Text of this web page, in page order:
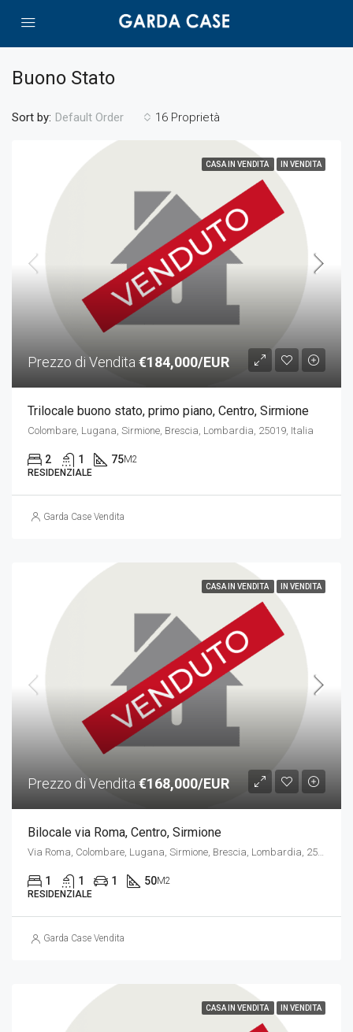
Buono Stato
16 Proprietà
Sort by: Default Order
CASA IN VENDITA IN VENDITA
Prezzo di Vendita €184,000/EUR
Trilocale buono stato, primo piano, Centro, Sirmione
Colombare, Lugana, Sirmione, Brescia, Lombardia, 25019, Italia
2 1 75M2
RESIDENZIALE
Garda Case Vendita
CASA IN VENDITA IN VENDITA
Prezzo di Vendita €168,000/EUR
Bilocale via Roma, Centro, Sirmione
Via Roma, Colombare, Lugana, Sirmione, Brescia, Lombardia, 25019, Italia
1 1 1 50M2
RESIDENZIALE
Garda Case Vendita
CASA IN VENDITA IN VENDITA